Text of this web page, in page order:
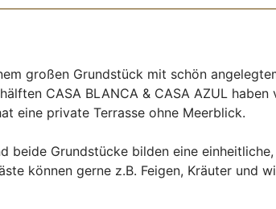
großen Grundstück mit schön
CASA BLANCA & CASA AZUL haben
eine private Terrasse ohne Meerblick.
beide Grundstücke bilden eine
können gerne z.B. Feigen, Kräuter und